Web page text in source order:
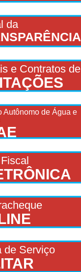
da
e Contratos de
Autônomo de Água e
de Serviço